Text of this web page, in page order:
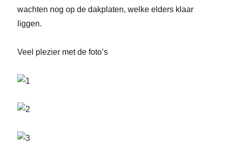
wachten nog op de dakplaten, welke elders klaar
liggen.
Veel plezier met de foto’s